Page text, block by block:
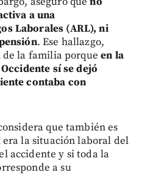
a una
Laborales (ARL), ni
. Ese hallazgo,
la familia porqueen la
sí se dejó
contaba con
que también es
la situación laboral del
accidente y si toda la
a su